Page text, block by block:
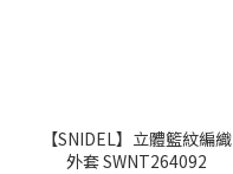
【SNIDEL】立體籃紋編織
外套 SWNT264092